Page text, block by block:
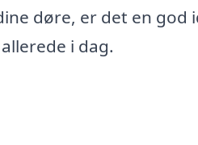
døre, er det en god
i dag.